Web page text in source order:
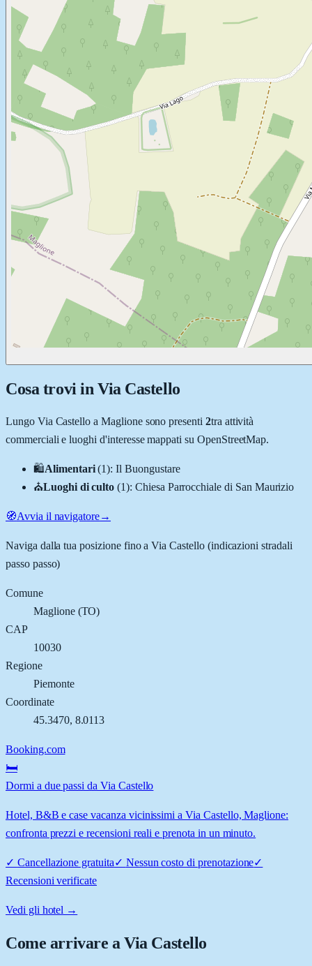
Cosa trovi in Via Castello
Lungo Via Castello aMaglionesono presenti 2tra attività
commerciali e luoghi d'interesse mappati su OpenStreetMap.
🛍️Alimentari (1):Il Buongustare
⛪Luoghi di culto (1): Chiesa Parrocchiale di San Maurizio
🧭Avvia il navigatore→
Naviga dalla tua posizione fino aVia Castello(indicazioni stradali
passo passo)
Comune
Maglione(TO)
CAP
10030
Regione
Piemonte
Coordinate
45.3470, 8.0113
Booking.com
🛏️
Dormi a due passi da Via Castello
Hotel, B&B e case vacanza vicinissimi a Via Castello, Maglione:
confronta prezzi e recensioni reali e prenota in un minuto.
✓ Cancellazione gratuita✓ Nessun costo di prenotazione✓
Recensioni verificate
Vedi gli hotel →
Come arrivare aVia Castello